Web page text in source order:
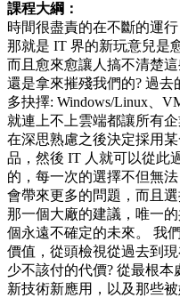
課程大綱：
時間很盡責的在不斷的運
那就是 IT 界的新玩意兒是
而且愈來愈讓人搞不清楚
還是拿來摧殘我們的? 過
多抉擇: Windows/Linux、
就連上不上雲端都讓所有
在深思熟慮之後決定採用
品，然後 IT 人就可以從此
的，每一次的選擇不但無
會帶來更多的問題，而且
那一個大廠的建議，唯一
個永遠不確定的未來。 我
價值，從頭檢視從過去到
少不該付的代價? 從最根
新技術新應用，以及那些